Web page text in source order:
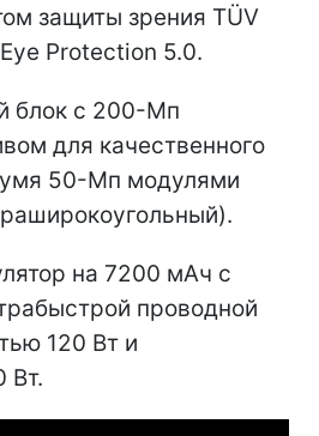
защиты зрения TÜV
Protection 5.0.
блок с 200-Мп
для качественного
50-Мп модулями
на 7200 мАч с
проводной
120 Вт и
Вт.